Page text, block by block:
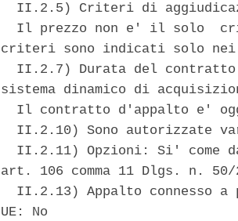
II.2.5) Criteri di
Il prezzo non e' il solo
criteri sono indicati solo nei
II.2.7) Durata del
sistema dinamico di
Il contratto d'appalto e'
II.2.10) Sono autorizzate
II.2.11) Opzioni: Si' come
art. 106 comma 11 Dlgs. n.
II.2.13) Appalto connesso a
UE: No